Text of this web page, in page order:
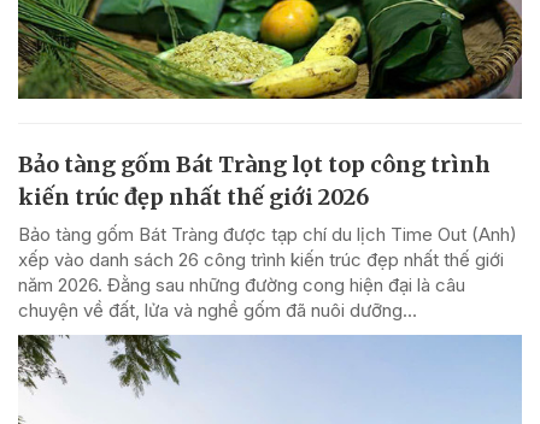
Bảo tàng gốm Bát Tràng lọt top công trình
kiến trúc đẹp nhất thế giới 2026
Bảo tàng gốm Bát Tràng được tạp chí du lịch Time Out (Anh)
xếp vào danh sách 26 công trình kiến trúc đẹp nhất thế giới
năm 2026. Đằng sau những đường cong hiện đại là câu
chuyện về đất, lửa và nghề gốm đã nuôi dưỡng...